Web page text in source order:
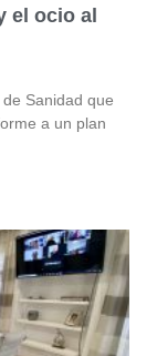
el ocio al
Sanidad que
a un plan